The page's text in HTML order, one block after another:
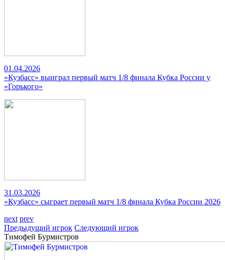
01.04.2026
«Кузбасс» выиграл первый матч 1/8 финала Кубка России у
«Горького»
31.03.2026
«Кузбасс» сыграет первый матч 1/8 финала Кубка России 2026
next prev
Предыдущий игрок Следующий игрок
Тимофей Бурмистров